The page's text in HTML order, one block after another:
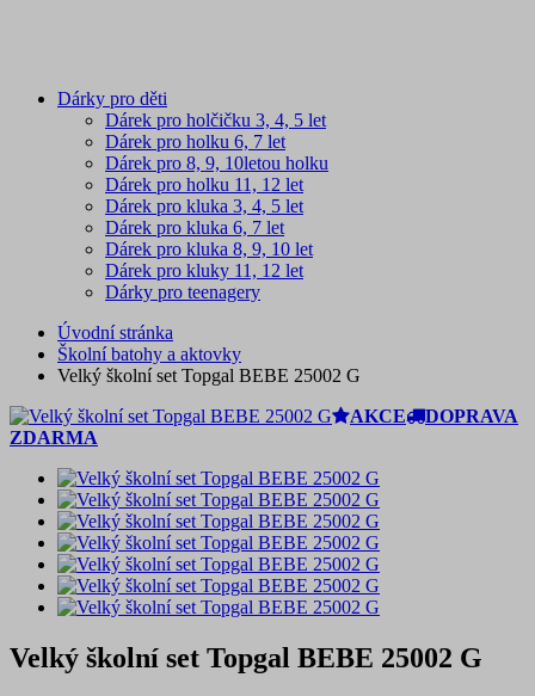
Dárky pro děti
Dárek pro holčičku 3, 4, 5 let
Dárek pro holku 6, 7 let
Dárek pro 8, 9, 10letou holku
Dárek pro holku 11, 12 let
Dárek pro kluka 3, 4, 5 let
Dárek pro kluka 6, 7 let
Dárek pro kluka 8, 9, 10 let
Dárek pro kluky 11, 12 let
Dárky pro teenagery
Úvodní stránka
Školní batohy a aktovky
Velký školní set Topgal BEBE 25002 G
AKCE
DOPRAVA
ZDARMA
Velký školní set Topgal BEBE 25002 G